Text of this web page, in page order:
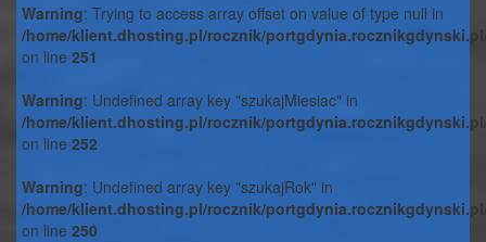
Warning: Trying to access array offset on value of type null in
/home/klient.dhosting.pl/rocznik/
on line 251
Warning: Undefined array key "szukajMiesiac" in
/home/klient.dhosting.pl/rocznik/
on line 252
Warning: Undefined array key "szukajRok" in
/home/klient.dhosting.pl/rocznik/
on line 250